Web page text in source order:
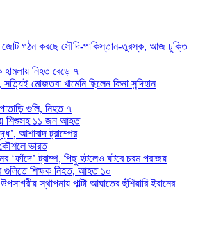
জোট গঠন করছে সৌদি-পাকিস্তান-তুরস্ক, আজ চুক্তি
হামলায় নিহত বেড়ে ৭
মোজতবা খামেনি ছিলেন কিনা সন্দিহান
গুলি, নিহত ৭
শিশুসহ ১১ জন আহত
আশাবাদ ট্রাম্পের
ভারত
‘ফাঁদে’ ট্রাম্প, পিছু হটলেও ঘটবে চরম পরাজয়
গুলিতে শিক্ষক নিহত, আহত ১০
স্থাপনায় পাল্টা আঘাতের হুঁশিয়ারি ইরানের